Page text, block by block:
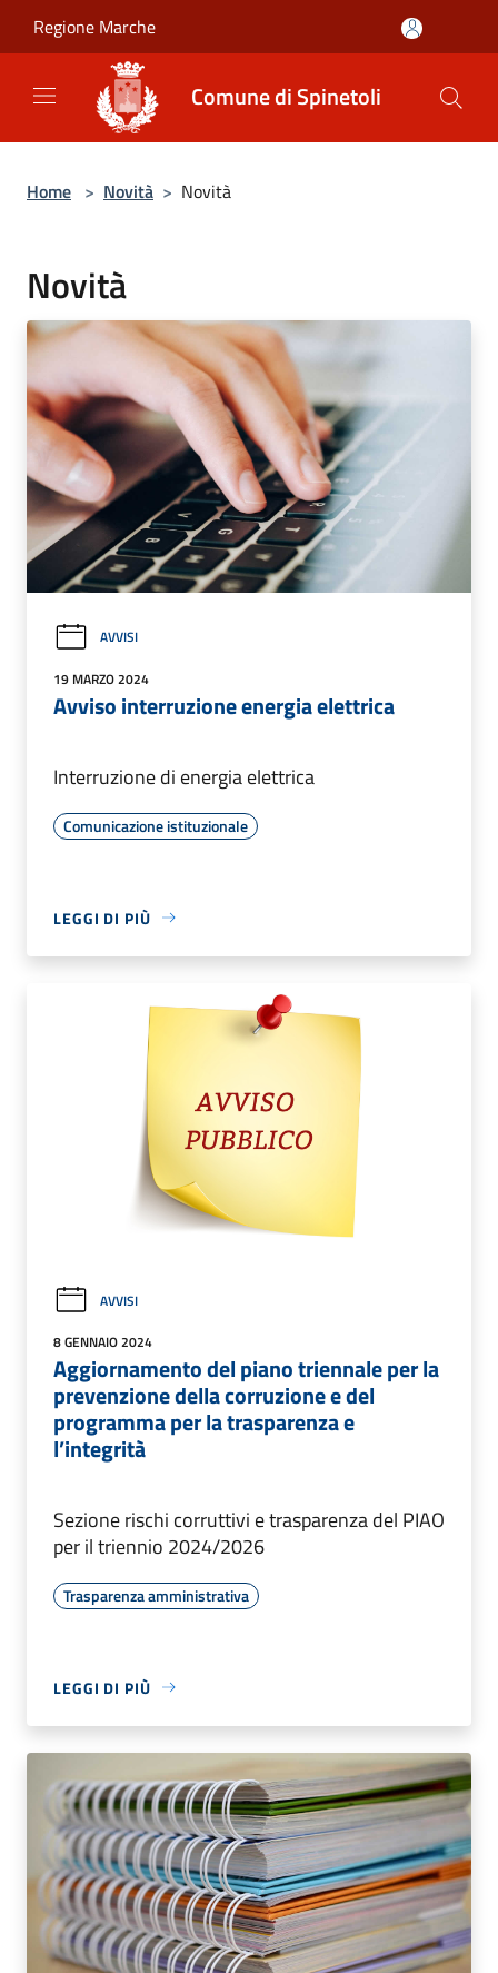
Regione Marche
Comune di Spinetoli
Home > Novità > Novità
Novità
AVVISI
19 MARZO 2024
Avviso interruzione energia elettrica
Interruzione di energia elettrica
Comunicazione istituzionale
LEGGI DI PIÙ
AVVISI
8 GENNAIO 2024
Aggiornamento del piano triennale per la
prevenzione della corruzione e del
programma per la trasparenza e
l’integrità
Sezione rischi corruttivi e trasparenza del PIAO
per il triennio 2024/2026
Trasparenza amministrativa
LEGGI DI PIÙ